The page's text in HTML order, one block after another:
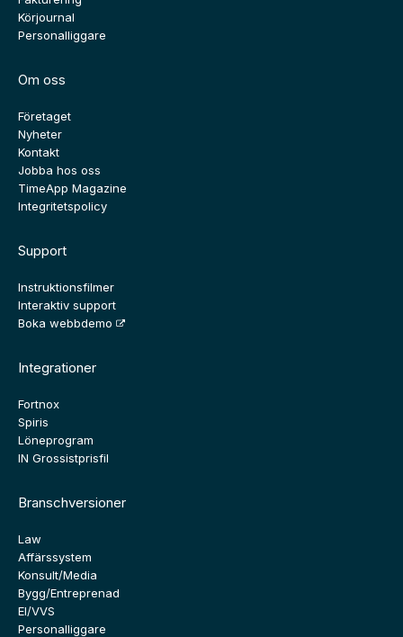
Körjournal
Personalliggare
Om oss
Företaget
Nyheter
Kontakt
Jobba hos oss
TimeApp Magazine
Integritetspolicy
Support
Instruktionsfilmer
Interaktiv support
Boka webbdemo
Integrationer
Fortnox
Spiris
Löneprogram
IN Grossistprisfil
Branschversioner
Law
Affärssystem
Konsult/Media
Bygg/Entreprenad
El/VVS
Personalliggare